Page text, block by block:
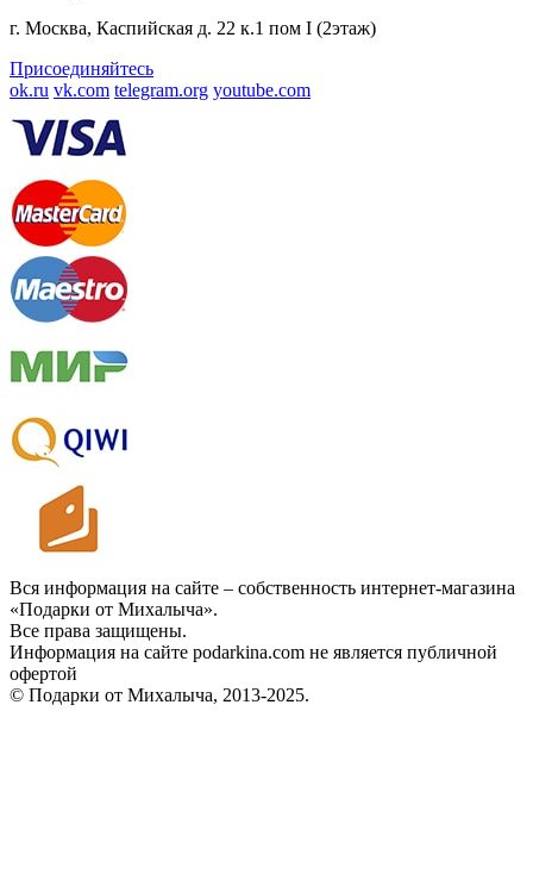
г. Москва, Каспийская д. 22 к.1 пом I (2этаж)
Присоединяйтесь
ok.ru vk.com telegram.org youtube.com
Вся информация на сайте – собственность интернет-магазина
«Подарки от Михалыча».
Все права защищены.
Информация на сайте podarkina.com не является публичной
офертой
© Подарки от Михалыча, 2013-2025.